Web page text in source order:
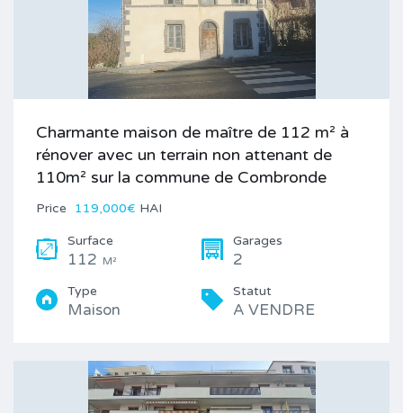
Charmante maison de maître de 112 m² à
rénover avec un terrain non attenant de
110m² sur la commune de Combronde
Price 119,000€ HAI
Surface
112 M²
Garages
2
Type
Maison
Statut
A VENDRE